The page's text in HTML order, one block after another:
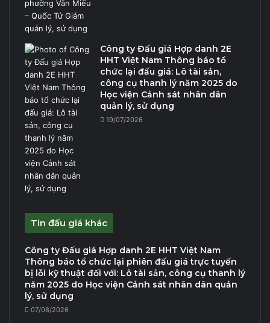
Công ty Đấu giá Hợp danh 2E
HHT Việt Nam Thông báo tổ
chức lại đấu giá: Lô tài sản,
công cụ thanh lý năm 2025 do
Học viện Cảnh sát nhân dân
quản lý, sử dụng
19/07/2026
Tin đấu giá khác
Công ty Đấu giá Hợp danh 2E HHT Việt Nam
Thông báo tổ chức lại phiên đấu giá trực tuyến
bị lỗi kỹ thuật đối với: Lô tài sản, công cụ thanh lý
năm 2025 do Học viện Cảnh sát nhân dân quản
lý, sử dụng
07/08/2026